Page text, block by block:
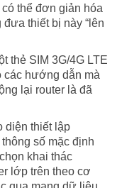
thể đơn giản hóa
thiết bị này “lên
thẻ SIM 3G/4G LTE
các hướng dẫn mà
lại router là đã
diện thiết lập
số mặc định
khai thác
lớp trên theo cơ